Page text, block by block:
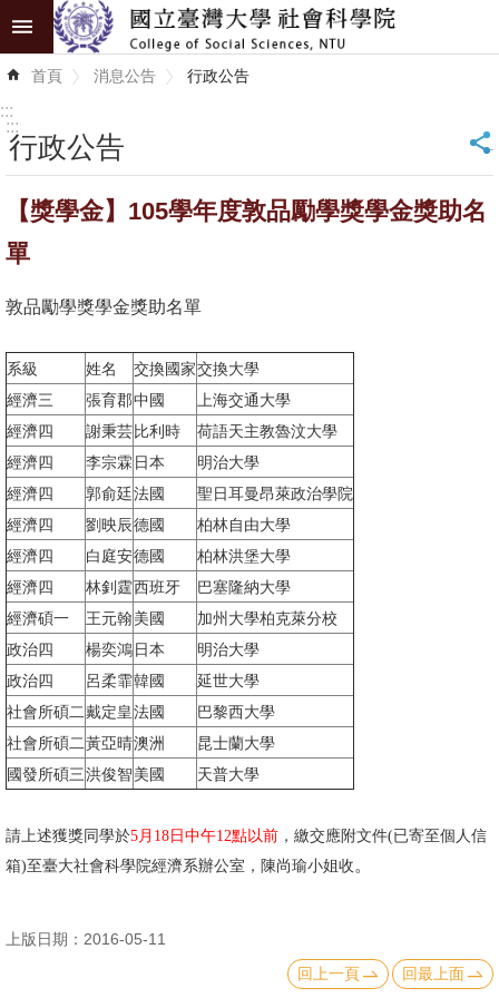
跳到主要內容區塊
進
階
識
學
術
單
位
研
究
消
息
公
告
國
際
化
高
深
耕
辦
首頁 消息公告 行政公告
:::
:::
行政公告 _
【獎學金】105學年度敦品勵學獎學金獎助名
單
敦品勵學獎學金獎助名單
系級 姓名 交換國家交換大學
經濟三
張育郡中國
上海交通大學
經濟四
謝秉芸 比利時
荷語天主教魯汶大學
經濟四
李宗霖 日本
明治大學
經濟四
郭俞廷法國
聖日耳曼昂萊政治學院
經濟四
劉映辰德國
柏林自由大學
經濟四
白庭安德國
柏林洪堡大學
經濟四
林釗霆西班牙
巴塞隆納大學
經濟碩一
王元翰 美國
加州大學柏克萊分校
政治四
楊奕鴻 日本
明治大學
政治四
呂柔霏韓國
延世大學
社會所碩二戴定皇 法國
巴黎西大學
社會所碩二黃亞晴澳洲
昆士蘭大學
國發所碩三洪俊智 美國 天普大學
請上述獲獎同學於5月18日中午12點以前 ，繳交應附文件(已寄至個人信
箱)至臺大社會科學院經濟系辦公室，陳尚瑜小姐收 。
上版日期：2016-05-11
回上一頁
回最上面